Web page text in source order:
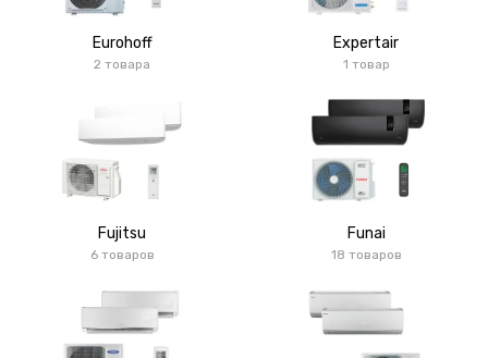
Eurohoff
2 товара
Expertair
1 товар
Fujitsu
6 товаров
Funai
18 товаров